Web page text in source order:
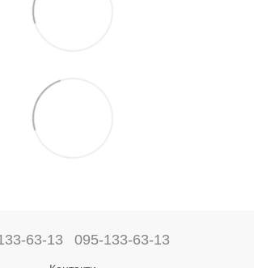
63-13 095-133-63-13